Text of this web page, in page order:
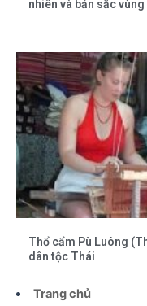
Trang chủ
nhiên và bản sắc
Thổ cẩm Pù Luông
dân tộc Thái